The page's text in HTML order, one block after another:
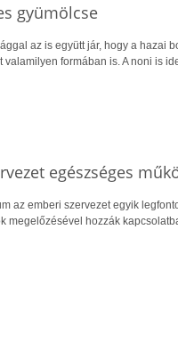
gyümölcse
az is együtt jár, hogy a hazai
valamilyen formában is. A noni is
egészséges
az emberi szervezet egyik
megelőzésével hozzák